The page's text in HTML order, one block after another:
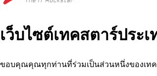
เว็บไซต์เทคสตาร์ประ
ขอบคุณคุณทุกท่านที่ร่วมเป็นส่วนหนึ่งของเทค